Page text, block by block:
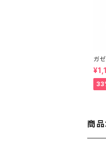
ガ
ポー
ス
き
ル
キ
頓
商